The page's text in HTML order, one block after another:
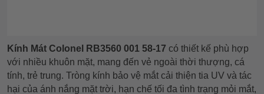
Kính Mát Colonel RB3560 001 58-17 có thiết kế phù hợp
với nhiều khuôn mặt, mang đến vẻ ngoài thời thượng, cá
tính, trẻ trung. Tròng kính bảo vệ mắt cải thiện tia UV và tác
hại của ánh nắng mặt trời, hạn chế tối đa tình trạng mỏi mắt,